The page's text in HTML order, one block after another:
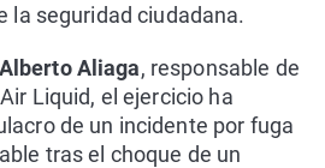
la seguridad ciudadana.
Alberto Aliaga, responsable de
Liquid, el ejercicio ha
de un incidente por fuga
tras el choque de un